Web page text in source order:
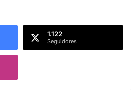
1.122
Seguidores